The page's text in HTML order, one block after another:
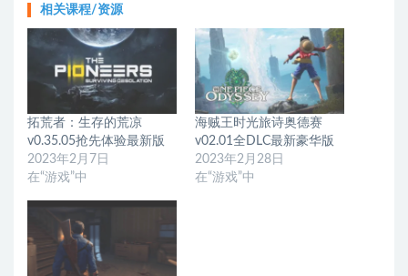
相关课程/资源
拓荒者：生存的荒凉
v0.35.05抢先体验最新版
2023年2月7日
在“游戏”中
海贼王时光旅诗奥德赛
v02.01全DLC最新豪华版
2023年2月28日
在“游戏”中